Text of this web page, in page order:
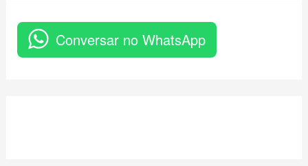
Conversar no WhatsApp